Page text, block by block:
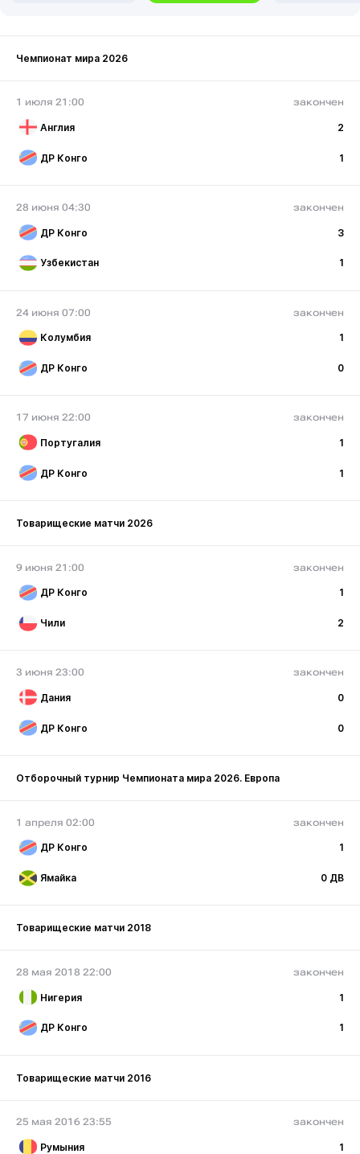
Чемпионат мира 2026
1 июля 21:00 закончен
Англия 2
ДР Конго 1
28 июня 04:30 закончен
ДР Конго 3
Узбекистан 1
24 июня 07:00 закончен
Колумбия 1
ДР Конго 0
17 июня 22:00 закончен
Португалия 1
ДР Конго 1
Товарищеские матчи 2026
9 июня 21:00 закончен
ДР Конго 1
Чили 2
3 июня 23:00 закончен
Дания 0
ДР Конго 0
Отборочный турнир Чемпионата мира 2026. Европа
1 апреля 02:00 закончен
ДР Конго 1
Ямайка 0 ДВ
Товарищеские матчи 2018
28 мая 2018 22:00 закончен
Нигерия 1
ДР Конго 1
Товарищеские матчи 2016
25 мая 2016 23:55 закончен
Румыния 1